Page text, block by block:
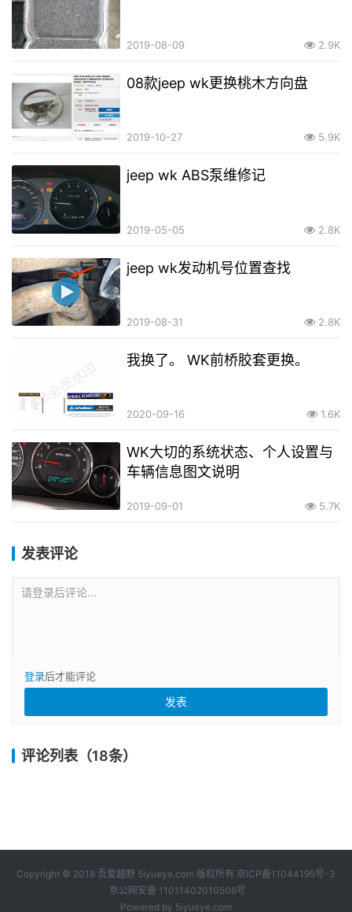
2019-08-09 2.9K
08款jeep wk更换桃木方向盘
2019-10-27 5.9K
jeep wk ABS泵维修记
2019-05-05 2.8K
jeep wk发动机号位置查找
2019-08-31 2.8K
我换了。 WK前桥胶套更换。
2020-09-16 1.6K
WK大切的系统状态、个人设置与
车辆信息图文说明
2019-09-01 5.7K
发表评论
请登录后评论...
登录后才能评论
评论列表（18条）
Copyright © 2018 吾爱越野 5iyueye.com 版权所有 京ICP备11044195号-3
京公网安备 11011402010506号
Powered by 5iyueye.com